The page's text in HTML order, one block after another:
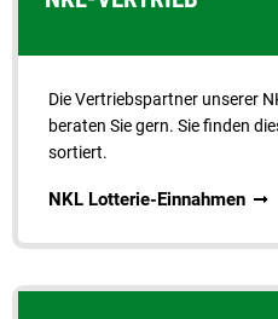
Die Vertriebspartner unserer
beraten Sie gern. Sie finden
sortiert.
NKL Lotterie-Einnahmen